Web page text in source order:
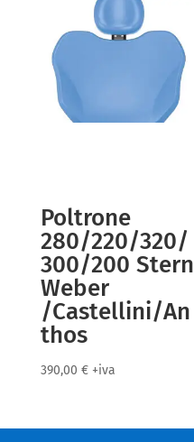
Poltrone
280/220/320/
300/200 Stern
Weber
/Castellini/An
thos
390,00 € +iva